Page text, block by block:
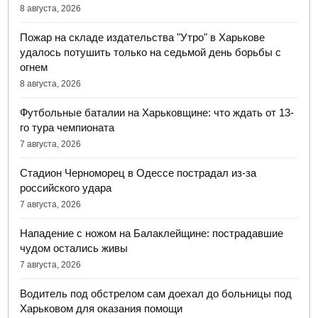
8 августа, 2026
Пожар на складе издательства "Утро" в Харькове
удалось потушить только на седьмой день борьбы с
огнем
8 августа, 2026
Футбольные баталии на Харьковщине: что ждать от 13-
го тура чемпионата
7 августа, 2026
Стадион Черноморец в Одессе пострадал из-за
российского удара
7 августа, 2026
Нападение с ножом на Балаклейщине: пострадавшие
чудом остались живы
7 августа, 2026
Водитель под обстрелом сам доехал до больницы под
Харьковом для оказания помощи